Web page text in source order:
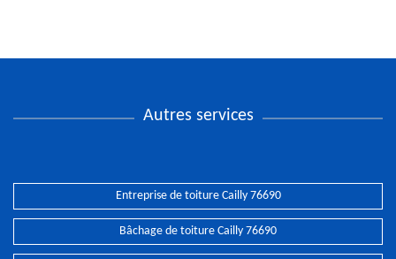
Autres services
Entreprise de toiture Cailly 76690
Bâchage de toiture Cailly 76690